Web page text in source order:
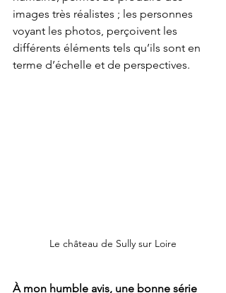
images très réalistes ; les personnes
voyant les photos, perçoivent les
différents éléments tels qu’ils sont en
terme d’échelle et de perspectives.
Le château de Sully sur Loire
À mon humble avis, une bonne série